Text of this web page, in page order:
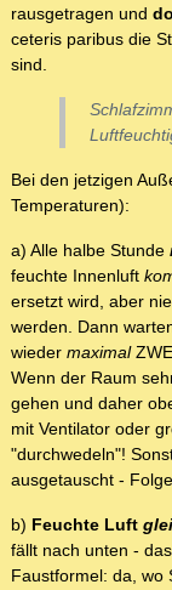
rausgetragen und
ceteris paribus die
sind.
Bei den jetzigen
Temperaturen):
a) Alle halbe Stunde
feuchte Innenluft
ersetzt wird, aber
werden. Dann
wieder maximal
Wenn der Raum
gehen und daher
mit Ventilator oder
"durchwedeln"!
ausgetauscht -
b) Feuchte Luft
fällt nach unten -
Faustformel: da, wo